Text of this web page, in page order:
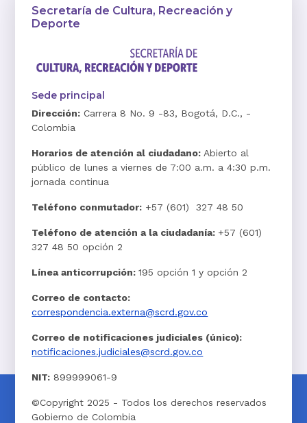
Secretaría de Cultura, Recreación y
Deporte
Sede principal
Dirección: Carrera 8 No. 9 -83, Bogotá, D.C., -
Colombia
Horarios de atención al ciudadano: Abierto al
público de lunes a viernes de 7:00 a.m. a 4:30 p.m.
jornada continua
Teléfono conmutador: +57 (601) 327 48 50
Teléfono de atención a la ciudadanía: +57 (601)
327 48 50 opción 2
Línea anticorrupción:195 opción 1 y opción 2
Correo de contacto:
correspondencia.externa@scrd.gov.co
Correo de notificaciones judiciales (único):
notificaciones.judiciales@scrd.gov.co
NIT: 899999061-9
©Copyright 2025 - Todos los derechos reservados
Gobierno de Colombia